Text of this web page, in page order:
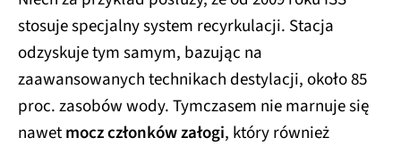
stosuje specjalny system recyrkulacji. Stacja
odzyskuje tym samym, bazując na
zaawansowanych technikach destylacji, około 85
proc. zasobów wody. Tymczasem nie marnuje się
nawetmocz członków załogi, który również